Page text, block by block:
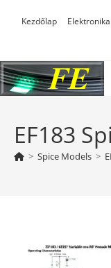
Kezdőlap Elektronika
EF183
> Spice Models >